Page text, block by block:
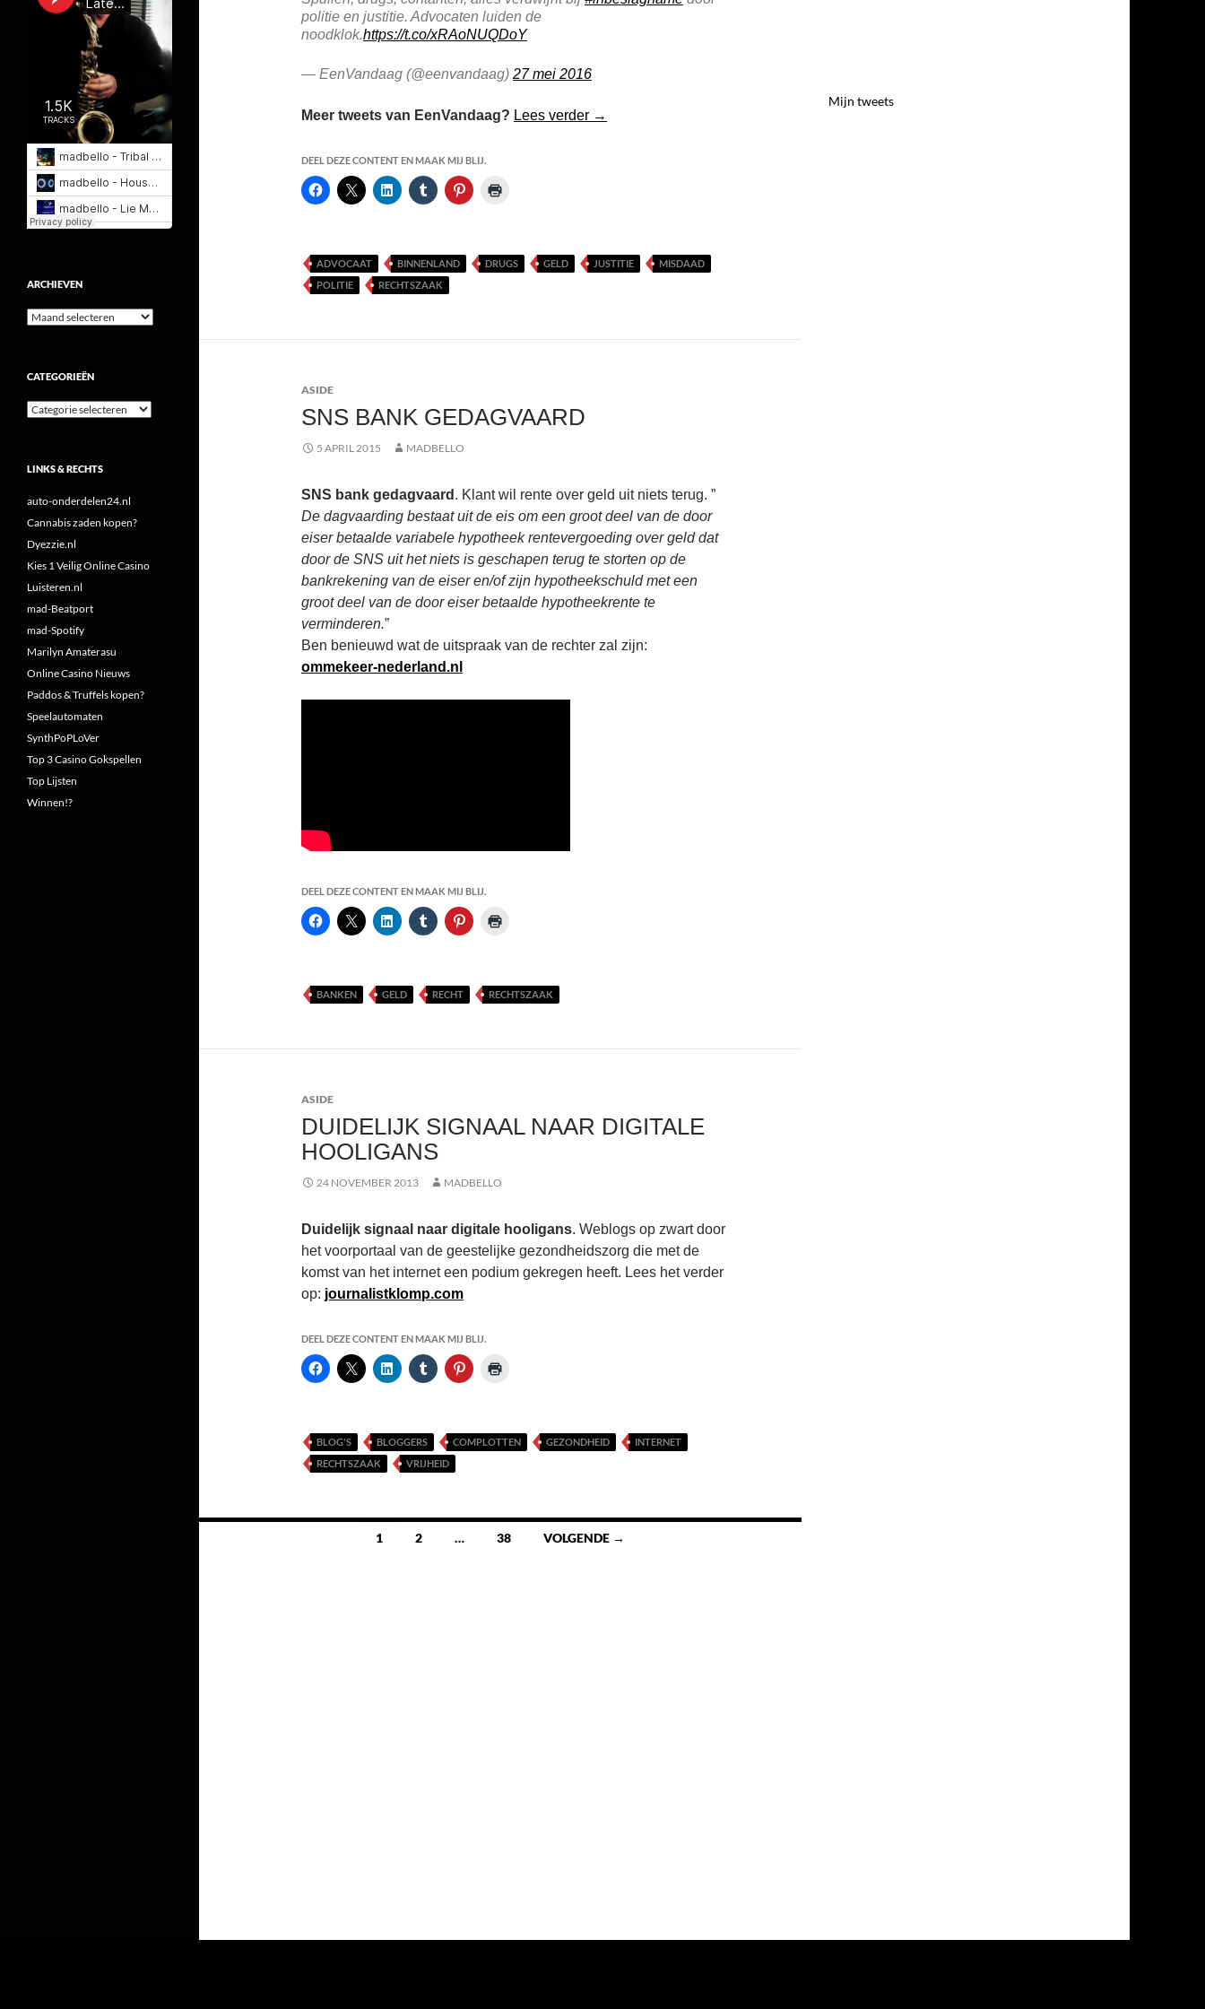
politie en justitie. Advocaten luiden de
noodklok.https://t.co/xRAoNUQDoY
— EenVandaag (@eenvandaag) 27 mei 2016
Meer tweets van EenVandaag? Lees verder Politie Steelt van Criminelen
→
DEEL DEZE CONTENT EN MAAK MIJ BLIJ.
ADVOCAAT BINNENLAND DRUGS GELD JUSTITIE
MISDAAD
POLITIE
RECHTSZAAK
ASIDE
SNS BANK GEDAGVAARD
5 APRIL 2015 MADBELLO
SNS bank gedagvaard . Klant wil rente over geld uit niets terug. ”
De dagvaarding bestaat uit de eis om een groot deel van de door
eiser betaalde variabele hypotheek rentevergoeding over geld dat
door de SNS uit het niets is geschapen terug te storten op de
bankrekening van de eiser en/of zijn hypotheekschuld met een
groot deel van de door eiser betaalde hypotheekrente te
verminderen.”
Ben benieuwd wat de uitspraak van de rechter zal zijn:
ommekeer-nederland.nl
DEEL DEZE CONTENT EN MAAK MIJ BLIJ.
BANKEN GELD RECHT RECHTSZAAK
ASIDE
DUIDELIJK SIGNAAL NAAR DIGITALE
HOOLIGANS
24 NOVEMBER 2013 MADBELLO
Duidelijk signaal naar digitale hooligans. Weblogs op zwart door
het voorportaal van de geestelijke gezondheidszorg die met de
komst van het internet een podium gekregen heeft. Lees het verder
op: journalistklomp.com
DEEL DEZE CONTENT EN MAAK MIJ BLIJ.
BLOG'S BLOGGERS COMPLOTTEN GEZONDHEID
INTERNET
RECHTSZAAK
VRIJHEID
1 2 … 38 VOLGENDE →
Mijn tweets
ARCHIEVEN
Archieven
CATEGORIEËN
Categorieën
LINKS & RECHTS
auto-onderdelen24.nl
Cannabis zaden kopen?
Dyezzie.nl
Kies 1 Veilig Online Casino
Luisteren.nl
mad-Beatport
mad-Spotify
Marilyn Amaterasu
Online Casino Nieuws
Paddos & Truffels kopen?
Speelautomaten
SynthPoPLoVer
Top 3 Casino Gokspellen
Top Lijsten
Winnen!?